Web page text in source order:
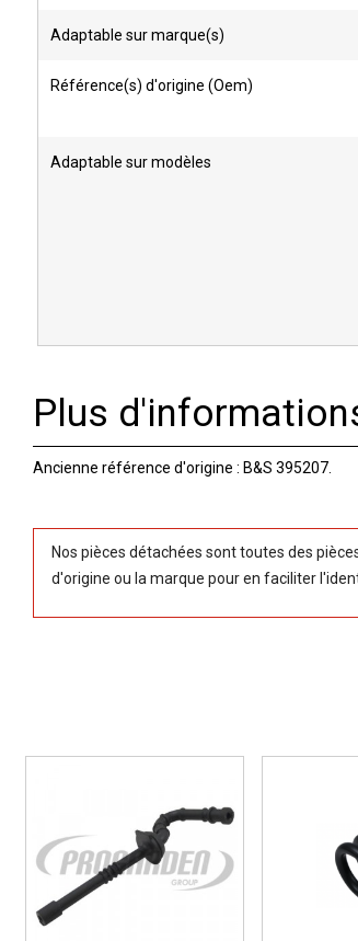
Adaptable sur marque(s)
Référence(s) d'origine (Oem)
Adaptable sur modèles
Plus
Ancienne référence d'origine : B&S 395207.
Nos pièces détachées sont toutes des
d'origine ou la marque pour en faciliter